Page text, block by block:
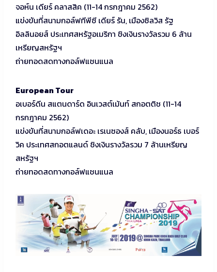
จอห์น เดียร์ คลาสสิค (11-14 กรกฎาคม 2562)
แข่งขันที่สนามกอล์ฟทีพีซี เดียร์ รัน, เมืองซิลวิส รัฐ
อิลลินอยส์ ประเทศสหรัฐอเมริกา ชิงเงินรางวัลรวม 6 ล้าน
เหรียญสหรัฐฯ
ถ่ายทอดสดทางกอล์ฟแชนแนล
European Tour
อเบอร์ดีน สแตนดาร์ด อินเวสต์เม้นท์ สกอตติช (11-14
กรกฎาคม 2562)
แข่งขันที่สนามกอล์ฟเดอะ เรเนซองส์ คลับ, เมืองนอร์ธ เบอร์
วิค ประเทศสกอตแลนด์ ชิงเงินรางวัลรวม 7 ล้านเหรียญ
สหรัฐฯ
ถ่ายทอดสดทางกอล์ฟแชนแนล